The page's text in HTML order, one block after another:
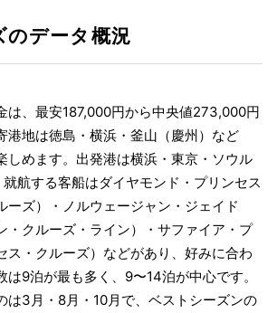
のデータ概況
は、最安187,000円から中央値273,000円
港地は徳島・横浜・釜山（慶州）など
しめます。出発港は横浜・東京・ソウル
航する客船はダイヤモンド・プリンセス
ーズ）・ノルウェージャン・ジェイド
・クルーズ・ライン）・サファイア・プ
ス・クルーズ）などがあり、好みに合わ
は9泊が最も多く、9〜14泊が中心です。
は3月・8月・10月で、ベストシーズンの